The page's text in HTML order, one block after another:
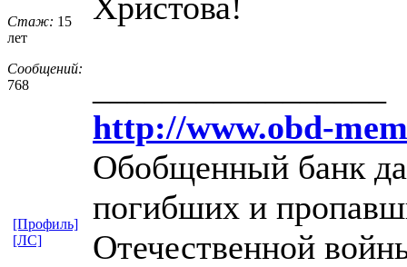
Стаж: 15
лет
Сообщений:
768
http://www.obd-
Обобщенный банк
погибших и
Отечественной
[Профиль]
[ЛС]